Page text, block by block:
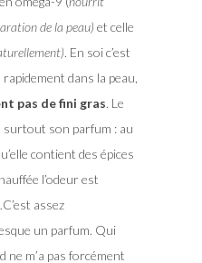
de la peau) et celle
. En soi c’est
dans la peau,
pas de fini gras. Le
surtout son parfum : au
contient des épices
l’odeur est
assez
un parfum. Qui
ne m’a pas forcément